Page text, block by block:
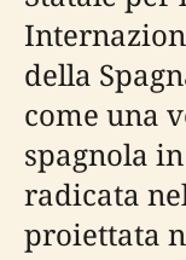
della
come una
spagnola
radicata
proiettata